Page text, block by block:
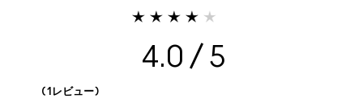
4.0
1レビュー